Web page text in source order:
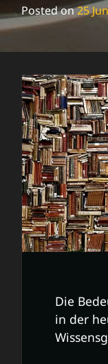
Posted on25
Die
in der